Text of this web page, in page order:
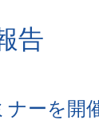
告
ーを開